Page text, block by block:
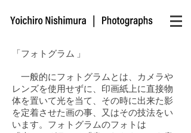
「フォトグラム 」
一般的にフォトグラムとは、カメラや
レンズを使用せずに、印画紙上に直接物
体を置いて光を当て、その時に出来た影
を定着させた画の事、又はその技法をい
います。フォトグラムのフォトは